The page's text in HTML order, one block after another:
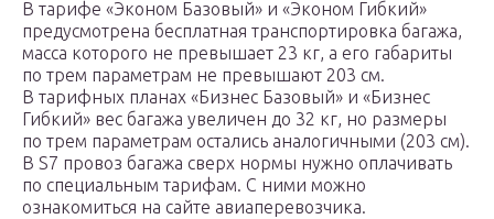
В тарифе «Эконом Базовый» и «Эконом Гибкий»
предусмотрена бесплатная транспортировка багажа,
масса которого не превышает 23 кг, а его габариты
по трем параметрам не превышают 203 см.
В тарифных планах «Бизнес Базовый» и «Бизнес
Гибкий» вес багажа увеличен до 32 кг, но размеры
по трем параметрам остались аналогичными (203 см).
В S7 провоз багажа сверх нормы нужно оплачивать
по специальным тарифам. С ними можно
ознакомиться на сайте авиаперевозчика.